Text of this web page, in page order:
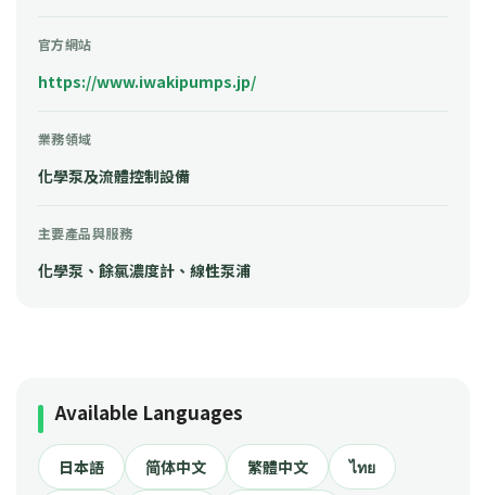
官方網站
https://www.iwakipumps.jp/
業務領域
化學泵及流體控制設備
主要產品與服務
化學泵、餘氯濃度計、線性泵浦
Available Languages
日本語 简体中文 繁體中文 ไทย